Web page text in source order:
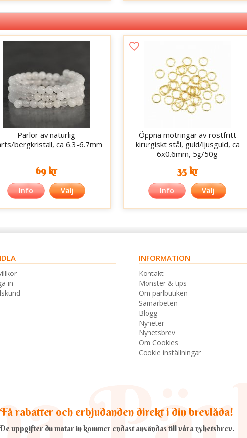
Pärlor av naturlig
bergkristall, ca 6.3-6.7mm
69 kr
Info Välj
Öppna motringar av rostfritt
kirurgiskt stål, guld/ljusguld, ca
6x0.6mm, 5g/50g
35 kr
Info Välj
in
INFORMATION
Kontakt
Mönster & tips
Om pärlbutiken
Samarbeten
Blogg
Nyheter
Nyhetsbrev
Om Cookies
Cookie inställningar
Få rabatter och erbjudanden direkt i din brevlåda!
De uppgifter du matar in kommer endast användas till våra nyhetsbrev.